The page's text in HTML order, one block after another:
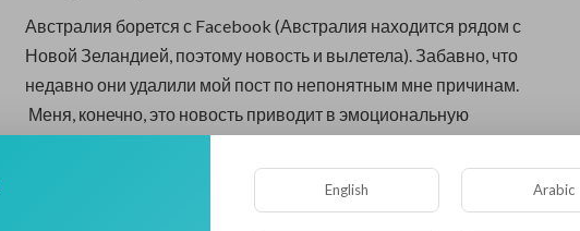
Австралия борется с Facebook (Австралия находится рядом с
Новой Зеландией, поэтому новость и вылетела). Забавно, что
недавно они удалили мой пост по непонятным мне причинам.
Меня, конечно, это новость приводит в эмоциональную
добрались. Они не желают платить за контент, который берут у
English Arabic